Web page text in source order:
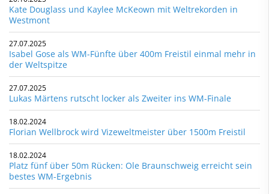
Kate Douglass und Kaylee McKeown mit Weltrekorden in
Westmont
27.07.2025
Isabel Gose als WM-Fünfte über 400m Freistil einmal mehr in
der Weltspitze
27.07.2025
Lukas Märtens rutscht locker als Zweiter ins WM-Finale
18.02.2024
Florian Wellbrock wird Vizeweltmeister über 1500m Freistil
18.02.2024
Platz fünf über 50m Rücken: Ole Braunschweig erreicht sein
bestes WM-Ergebnis